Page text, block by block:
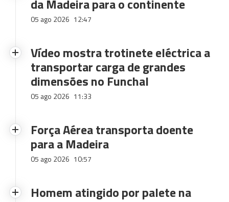
da Madeira para o continente
05 ago 2026 12:47
Vídeo mostra trotinete eléctrica a
transportar carga de grandes
dimensões no Funchal
05 ago 2026 11:33
Força Aérea transporta doente
para a Madeira
05 ago 2026 10:57
Homem atingido por palete na